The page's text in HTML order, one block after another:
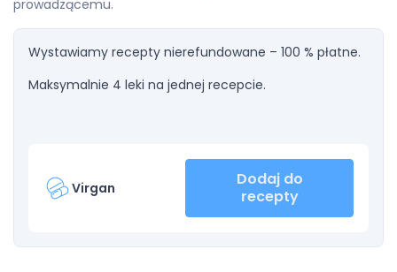
prowadzącemu.
Wystawiamy recepty nierefundowane – 100 % płatne.
Maksymalnie 4 leki na jednej recepcie.
Virgan
Dodaj do
recepty